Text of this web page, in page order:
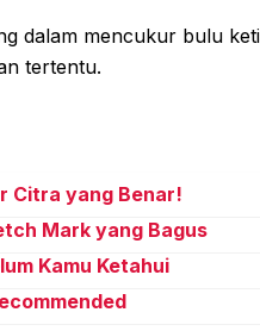
dalam mencukur bulu
tertentu.
Citra yang Benar!
Mark yang Bagus
Kamu Ketahui